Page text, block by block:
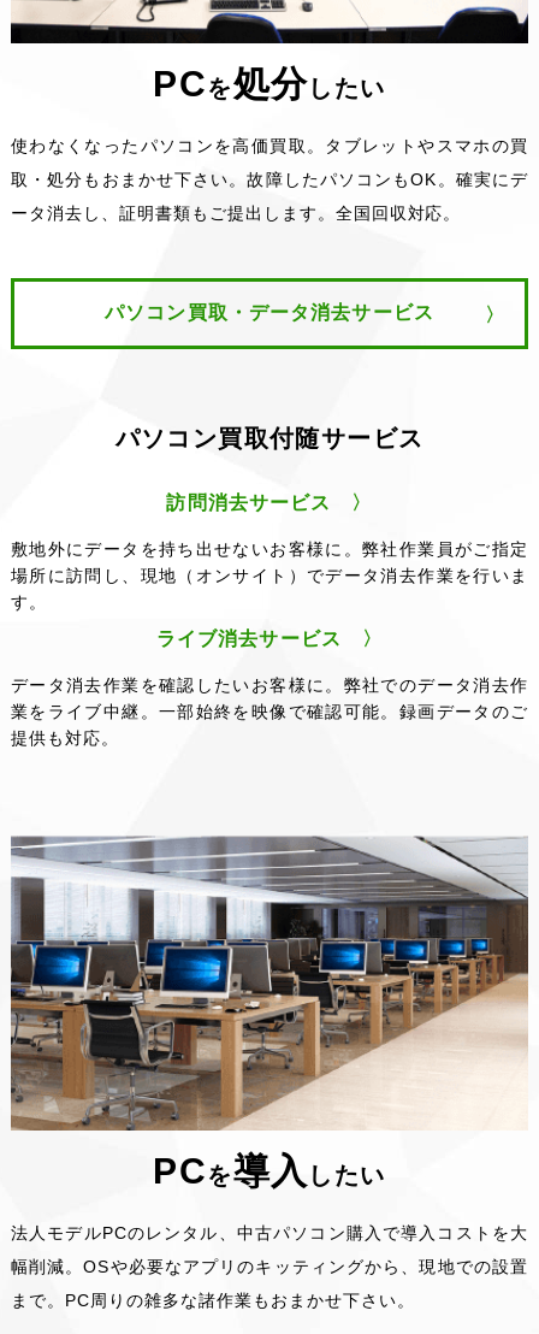
2021/09/30【報道関係者/お客様各位】オフィス家具
2021/09/15【新サービス】オフィス家具のサブスク
2021/04/19無料オンライン相談室を新規開設しまし
た。
2021/03/10当社サービス内容をすぐに確認できる
2020/12/23当社のあゆみ（沿革）ページの内容が更
新されました。
2020/11/04課題解決事例ページの内容がリニューア
ニューアルされました。
データ消去作業のライブ映像配信サービスを開始。
2020/08/24
データ消去作業をライブ映像で確認でき
る「ライブ消去サービス」のページをアップしまし
た。
PCを処分したい
使わなくなったパソコンを高価買取。タブレットやスマホの買
取・処分もおまかせ下さい。故障したパソコンもOK。確実にデ
ータ消去し、証明書類もご提出します。全国回収対応。
パソコン買取・データ消去サービス
パソコン買取付随サービス
訪問消去サービス 〉
敷地外にデータを持ち出せないお客様に。弊社作業員がご指定
場所に訪問し、現地（オンサイト）でデータ消去作業を行いま
す。
ライブ消去サービス 〉
データ消去作業を確認したいお客様に。弊社でのデータ消去作
業をライブ中継。一部始終を映像で確認可能。録画データのご
提供も対応。
PCを導入 したい
法人モデルPCのレンタル、中古パソコン購入で導入コストを大
幅削減。OSや必要なアプリのキッティングから、現地での設置
まで。PC周りの雑多な諸作業もおまかせ下さい。